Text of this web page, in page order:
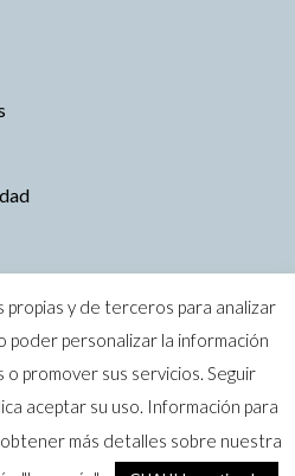
reservados © 2019 Tu
· Zaragoza
propias y de terceros para analizar
poder personalizar la información
promover sus servicios. Seguir
aceptar su uso. Información para
más detalles sobre nuestra